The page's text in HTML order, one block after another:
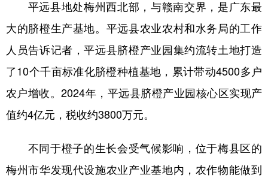
平远县地处梅州西北部，与赣南交界，是广东最
大的脐橙生产基地。平远县农业农村和水务局的工作
人员告诉记者，平远县脐橙产业园集约流转土地打造
了10个千亩标准化脐橙种植基地，累计带动4500多户
农户增收。2024年，平远县脐橙产业园核心区实现产
值约4亿元，税收约3800万元。
不同于橙子的生长会受气候影响，位于梅县区的
梅州市华发现代设施农业产业基地内，农作物能做到